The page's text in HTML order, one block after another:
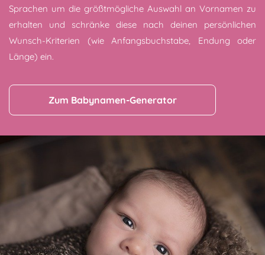
Sprachen um die größtmögliche Auswahl an Vornamen zu
erhalten und schränke diese nach deinen persönlichen
Wunsch-Kriterien (wie Anfangsbuchstabe, Endung oder
Länge) ein.
Zum Babynamen-Generator